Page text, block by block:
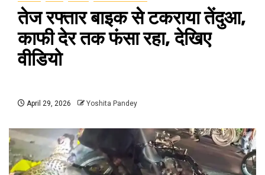
तेज रफ्तार बाइक से टकराया तेंदुआ,
काफी देर तक फंसा रहा, देखिए
वीडियो
April 29, 2026 Yoshita Pandey